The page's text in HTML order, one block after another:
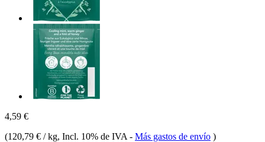
4,59 €
(120,79 € / kg, Incl. 10% de IVA - Más gastos de envío )